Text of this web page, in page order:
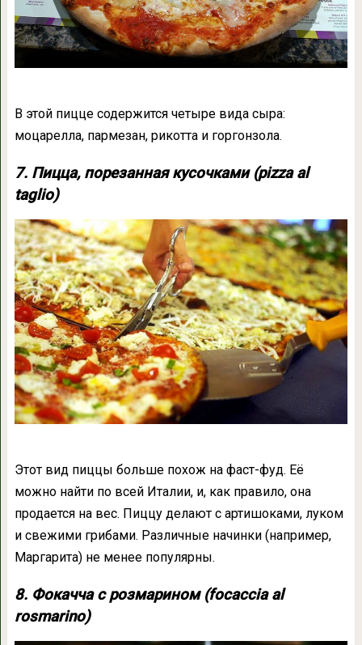
В этой пицце содержится четыре вида сыра:
моцарелла, пармезан, рикотта и горгонзола.
7. Пицца, порезанная кусочками (pizza al
taglio)
Этот вид пиццы больше похож на фаст-фуд. Её
можно найти по всей Италии, и, как правило, она
продается на вес. Пиццу делают с артишоками, луком
и свежими грибами. Различные начинки (например,
Маргарита) не менее популярны.
8. Фокачча с розмарином (focaccia al
rosmarino)